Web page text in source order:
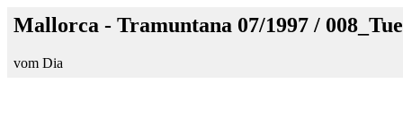
Mallorca - Tramuntana 07/1997 /
vom Dia